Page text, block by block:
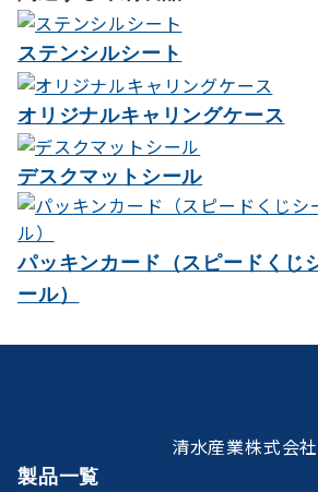
ー
シ
ョ
ン
ステンシルシート
オリジナルキャリングケース
デスクマットシール
パッキンカード（スピードくじ
ール）
清水産業株式会社
製品一覧